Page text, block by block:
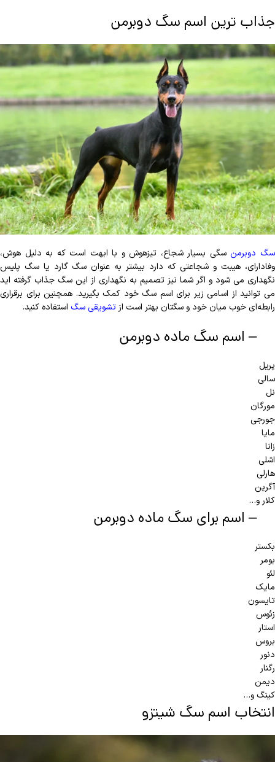
جذاب ترین اسم سگ دوبرمن
سگ دوبرمن سگی بسیار شجاع، تیزهوش و با ابهت است که به دلیل هوش،
وفادارای، هیبت و شجاعتی که دارد بیشتر به عنوان سگ گارد یا سگ پلیس
نگهداری می‌ شود و اگر شما نیز تصمیم به نگهداری از این سگ جذاب گرفته اید
می توانید از اسامی زیر برای اسم سگ خود کمک بگیرید. همچنین برای برقراری
رابطه‌ای خوب میان خود و سگتان بهتر است ازتشویقی سگ استفاده کنید.
– اسم سگ ماده دوبرمن
پریل
سالی
نل
مورگان
جورجی
مایا
زانا
اشلی
هارلی
آگرین
کلار و…
– اسم برای سگ ماده دوبرمن
بکستر
بومر
لئو
مایک
تایسون
زئوس
استار
بروس
دنور
رگنار
دیمن
کینگ و…
انتخاب اسم سگ شیتزو